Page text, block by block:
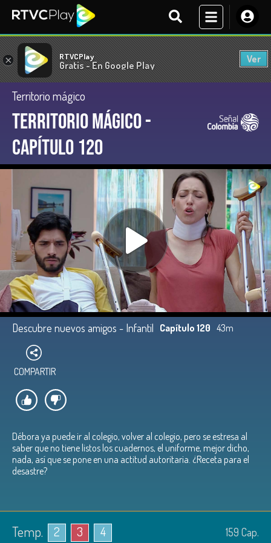
× RTVCPlay
Gratis - En Google Play
Ver
Territorio mágico
Territorio Mágico -
Capítulo 120
Descubre nuevos amigos - Infantil Capítulo 120 43m
COMPARTIR
Débora ya puede ir al colegio, volver al colegio, pero se estresa al
saber que no tiene listos los cuadernos, el uniforme, mejor dicho,
nada, así que se pone en una actitud autoritaria. ¿Receta para el
desastre?
Temp. 2 3 4 159 Cap.